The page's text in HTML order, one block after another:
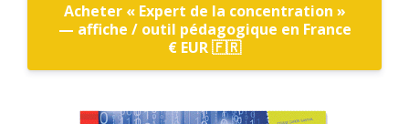
Acheter « Expert de la concentration »
— affiche / outil pédagogique en France
€ EUR 🇫🇷